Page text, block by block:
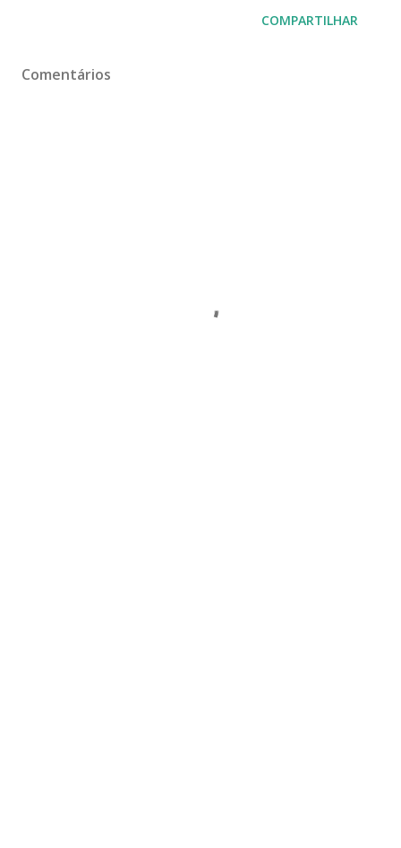
COMPARTILHAR
Comentários